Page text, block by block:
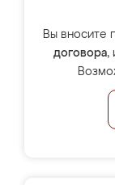
Вы вносите
договора,